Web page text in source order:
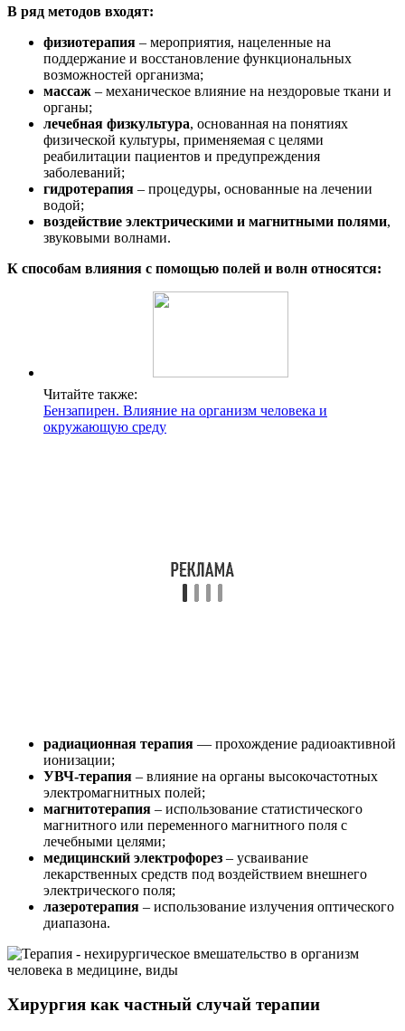
В ряд методов входят:
физиотерапия – мероприятия, нацеленные на
поддержание и восстановление функциональных
возможностей организма;
массаж – механическое влияние на нездоровые ткани и
органы;
лечебная физкультура, основанная на понятиях
физической культуры, применяемая с целями
реабилитации пациентов и предупреждения
заболеваний;
гидротерапия – процедуры, основанные на лечении
водой;
воздействие электрическими и магнитными полями,
звуковыми волнами.
К способам влияния с помощью полей и волн относятся:
Читайте также:
Бензапирен. Влияние на организм человека и
окружающую среду
радиационная терапия — прохождение радиоактивной
ионизации;
УВЧ-терапия – влияние на органы высокочастотных
электромагнитных полей;
магнитотерапия – использование статистического
магнитного или переменного магнитного поля с
лечебными целями;
медицинский электрофорез – усваивание
лекарственных средств под воздействием внешнего
электрического поля;
лазеротерапия – использование излучения оптического
диапазона.
Хирургия как частный случай терапии